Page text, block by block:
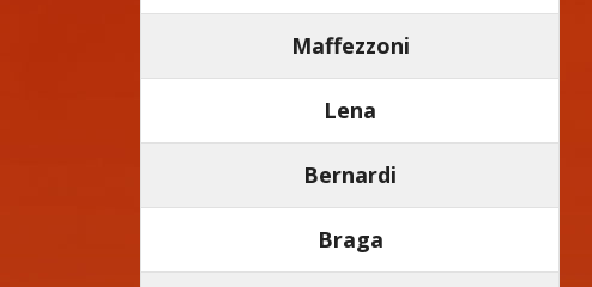
Maffezzoni
Lena
Bernardi
Braga